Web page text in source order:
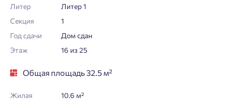
Литер
Литер 1
Секция
1
Год сдачи
Дом сдан
Этаж
16 из 25
Общая площадь 32.5 м²
Жилая
10.6 м²